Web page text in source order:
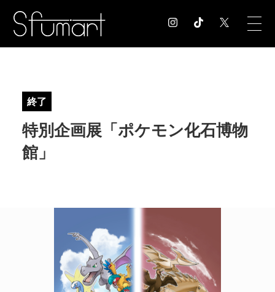
EXHIBITION 展覧会情報
CONTACT
終了
特別企画展「ポケモン化石博物
館」